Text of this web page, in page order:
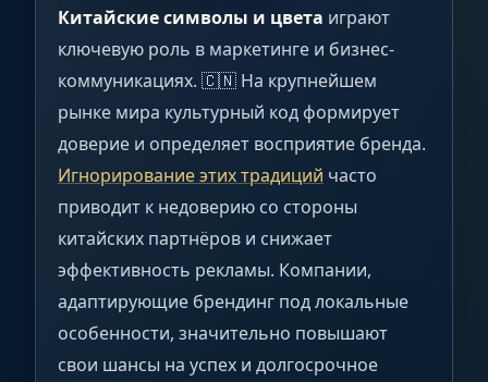
Китайские символы и цвета играют
ключевую роль в маркетинге и бизнес-
коммуникациях. 🇨🇳 На крупнейшем
рынке мира культурный код формирует
доверие и определяет восприятие бренда.
Игнорирование этих традиций часто
приводит к недоверию со стороны
китайских партнёров и снижает
эффективность рекламы. Компании,
адаптирующие брендинг под локальные
особенности, значительно повышают
свои шансы на успех и долгосрочное